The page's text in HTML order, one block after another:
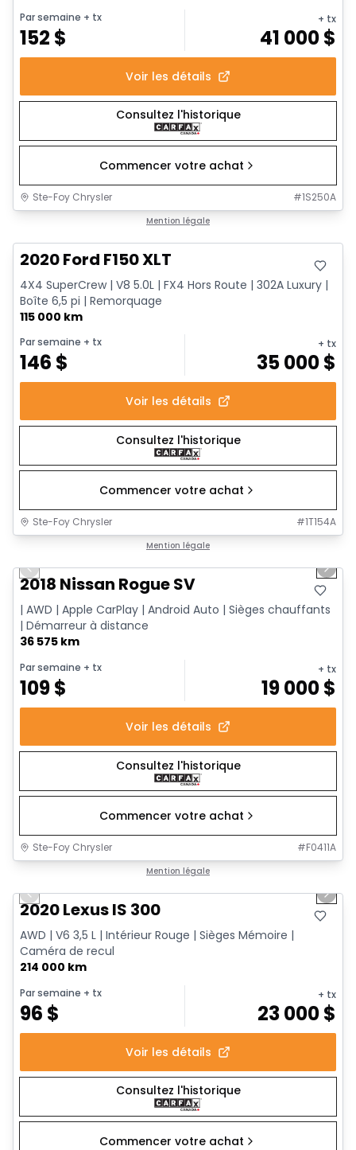
Par semaine + tx
152 $
+ tx
41 000$
Voir les détails
Consultez l'historique
Commencer votre achat
Ste-Foy Chrysler #1S250A
Mention légale
2020 Ford F150 XLT
4X4 SuperCrew | V8 5.0L | FX4 Hors Route | 302A Luxury |
Boîte 6,5 pi | Remorquage
115 000 km
Par semaine + tx
146 $
+ tx
35 000$
Voir les détails
Consultez l'historique
Commencer votre achat
Ste-Foy Chrysler #1T154A
Mention légale
Previous slide Next
2018 Nissan Rogue SV
| AWD | Apple CarPlay | Android Auto | Sièges chauffants
| Démarreur à distance
36 575 km
Par semaine + tx
109$
+ tx
19 000$
Voir les détails
Consultez l'historique
Commencer votre achat
Ste-Foy Chrysler #F0411A
Mention légale
Previous slide Next
2020 Lexus IS 300
AWD | V6 3,5 L | Intérieur Rouge | Sièges Mémoire |
Caméra de recul
214 000 km
Par semaine + tx
96 $
+ tx
23 000$
Voir les détails
Consultez l'historique
Commencer votre achat